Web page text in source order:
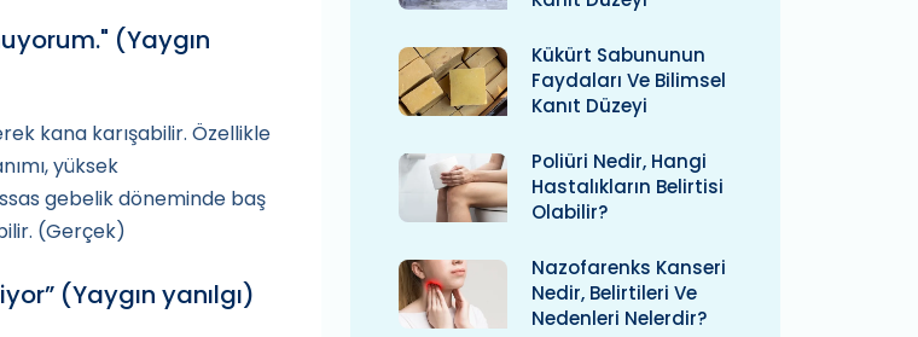
(Yaygın
kana karışabilir. Özellikle
yüksek
gebelik döneminde baş
(Gerçek)
(Yaygın yanılgı)
Kükürt Sabununun
Faydaları Ve Bilimsel
Kanıt Düzeyi
Poliüri Nedir, Hangi
Hastalıkların Belirtisi
Olabilir?
Nazofarenks Kanseri
Nedir, Belirtileri Ve
Nedenleri Nelerdir?